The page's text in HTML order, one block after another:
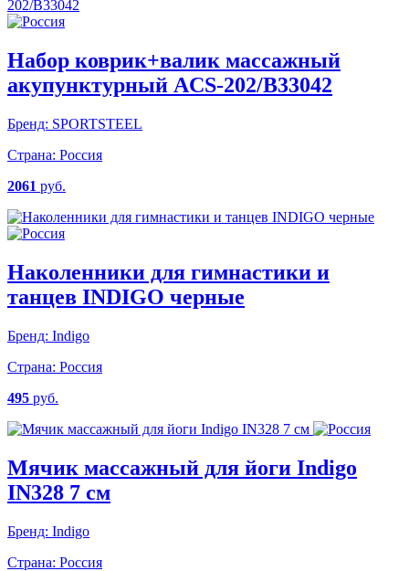
Набор коврик+валик массажный
акупунктурный ACS-202/B33042
Бренд: SPORTSTEEL
Страна: Россия
2061 руб.
Наколенники для гимнастики и
танцев INDIGO черные
Бренд: Indigo
Страна: Россия
495 руб.
Мячик массажный для йоги Indigo
IN328 7 см
Бренд: Indigo
Страна: Россия